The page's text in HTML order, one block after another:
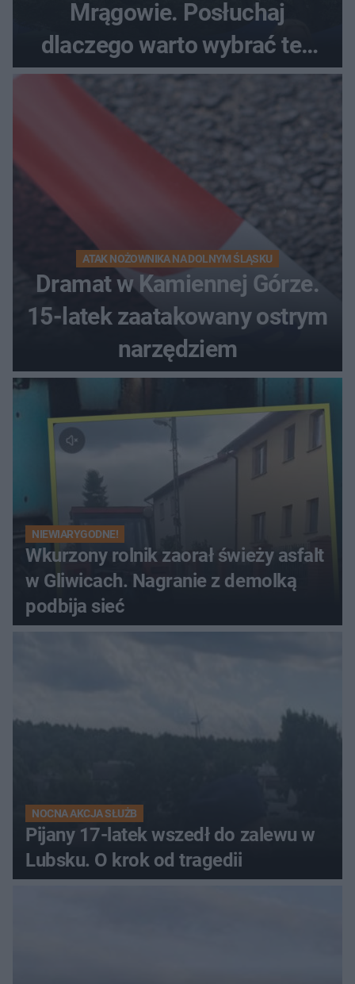
Mrągowie. Posłuchaj
dlaczego warto wybrać ten
kierunek na urlop!
ATAK NOŻOWNIKA NA DOLNYM ŚLĄSKU
Dramat w Kamiennej Górze.
15-latek zaatakowany ostrym
narzędziem
NIEWIARYGODNE!
Wkurzony rolnik zaorał świeży asfalt
w Gliwicach. Nagranie z demolką
podbija sieć
NOCNA AKCJA SŁUŻB
Pijany 17-latek wszedł do zalewu w
Lubsku. O krok od tragedii